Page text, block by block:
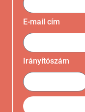
E-mail cím
Irányítószám